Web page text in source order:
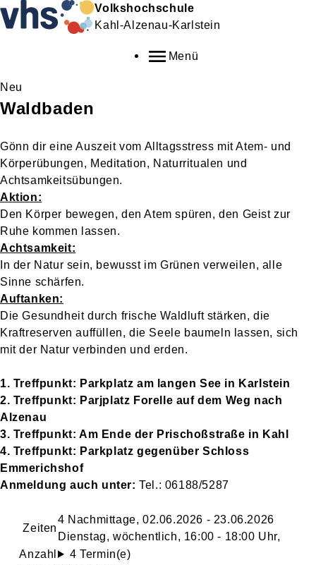
Volkshochschule
Kahl-Alzenau-Karlstein
Menü
Neu
Waldbaden
Gönn dir eine Auszeit vom Alltagsstress mit Atem- und
Körperübungen, Meditation, Naturritualen und
Achtsamkeitsübungen.
Aktion:
Den Körper bewegen, den Atem spüren, den Geist zur
Ruhe kommen lassen.
Achtsamkeit:
In der Natur sein, bewusst im Grünen verweilen, alle
Sinne schärfen.
Auftanken:
Die Gesundheit durch frische Waldluft stärken, die
Kraftreserven auffüllen, die Seele baumeln lassen, sich
mit der Natur verbinden und erden.
1. Treffpunkt: Parkplatz am langen See in Karlstein
2. Treffpunkt: Parjplatz Forelle auf dem Weg nach
Alzenau
3. Treffpunkt: Am Ende der Prischoßstraße in Kahl
4. Treffpunkt: Parkplatz gegenüber Schloss
Emmerichshof
Anmeldung auch unter:Tel.: 06188/5287
Zeiten
4 Nachmittage, 02.06.2026 - 23.06.2026
Dienstag, wöchentlich, 16:00 - 18:00 Uhr,
Anzahl
4 Termin(e)